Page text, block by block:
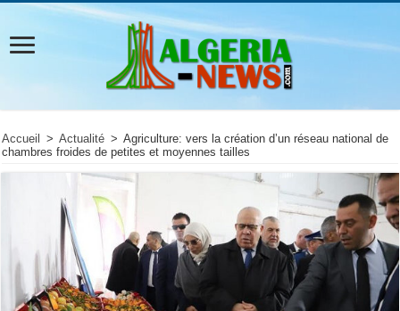
Accueil > Actualité > Agriculture: vers la création d’un réseau national de
chambres froides de petites et moyennes tailles